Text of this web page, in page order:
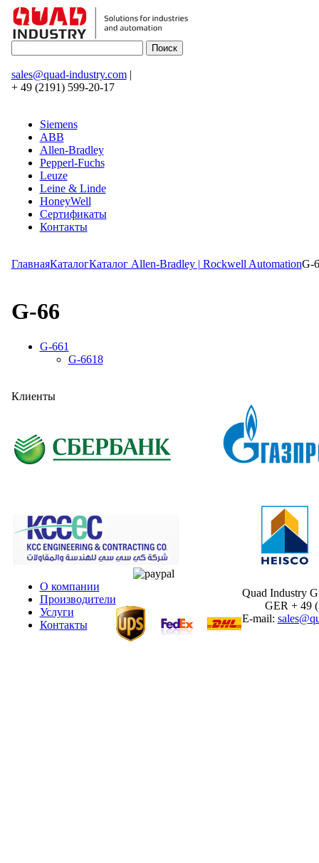
sales@quad-industry.com|
+ 49 (2191) 599-20-17
Siemens
ABB
Allen-Bradley
Pepperl-Fuchs
Leuze
Leine & Linde
HoneyWell
Сертификаты
Контакты
ГлавнаяКаталогКаталог Allen-Bradley | Rockwell AutomationG-
G-66
G-661
G-6618
Клиенты
О компании
Производители
Услуги
Контакты
Quad Industry
GER + 49
E-mail: